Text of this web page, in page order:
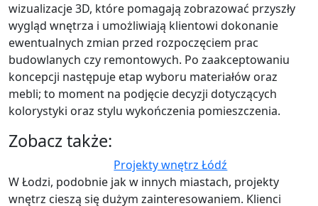
wizualizacje 3D, które pomagają zobrazować przyszły
wygląd wnętrza i umożliwiają klientowi dokonanie
ewentualnych zmian przed rozpoczęciem prac
budowlanych czy remontowych. Po zaakceptowaniu
koncepcji następuje etap wyboru materiałów oraz
mebli; to moment na podjęcie decyzji dotyczących
kolorystyki oraz stylu wykończenia pomieszczenia.
Zobacz także:
Projekty wnętrz Łódź
W Łodzi, podobnie jak w innych miastach, projekty
wnętrz cieszą się dużym zainteresowaniem. Klienci